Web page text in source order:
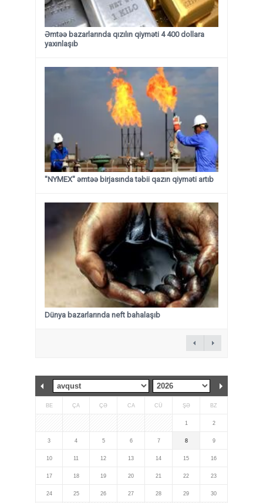
Əmtəə bazarlarında qızılın qiyməti 4 400 dollara
yaxınlaşıb
"NYMEX" əmtəə birjasında təbii qazın qiyməti artıb
Dünya bazarlarında neft bahalaşıb
BE ÇA ÇƏ CA CÜ ŞƏ BZ
1 2
3 4 5 6 7 8 9
10 11 12 13 14 15 16
17 18 19 20 21 22 23
24 25 26 27 28 29 30